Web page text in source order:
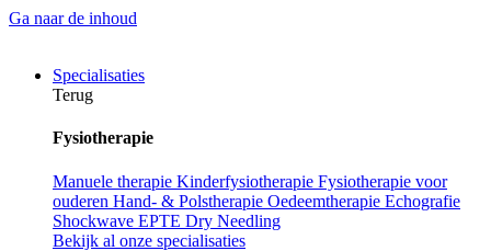
Ga naar de inhoud
Specialisaties
Terug
Fysiotherapie
Manuele therapie Kinderfysiotherapie Fysiotherapie voor
ouderen Hand- & Polstherapie Oedeemtherapie Echografie
Shockwave EPTE Dry Needling
Bekijk al onze specialisaties